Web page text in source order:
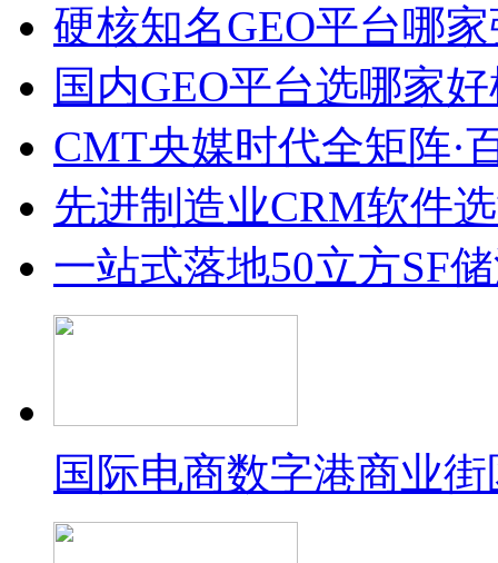
硬核知名GEO平台哪
国内GEO平台选哪家
CMT央媒时代全矩阵·
先进制造业CRM软件
一站式落地50立方SF
国际电商数字港商业